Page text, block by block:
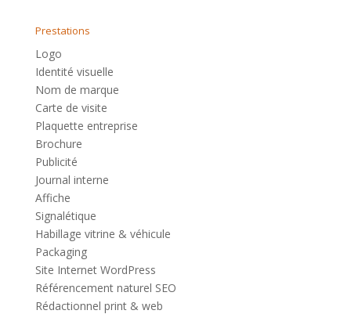
Prestations
Logo
Identité visuelle
Nom de marque
Carte de visite
Plaquette entreprise
Brochure
Publicité
Journal interne
Affiche
Signalétique
Habillage vitrine & véhicule
Packaging
Site Internet WordPress
Référencement naturel SEO
Rédactionnel print & web